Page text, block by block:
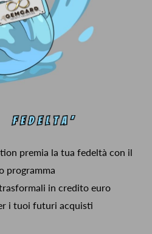
premia la tua fedeltà con il
programma
in credito euro
i tuoi futuri acquisti